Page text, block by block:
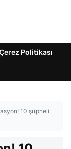
Politikası
10 şüpheli